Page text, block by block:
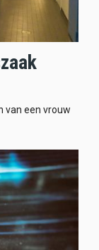
van een vrouw